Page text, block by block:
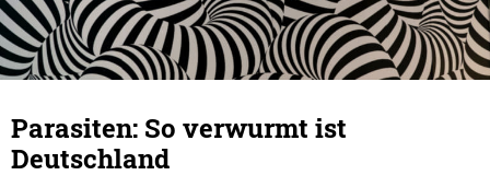
Parasiten: So verwurmt ist
Deutschland